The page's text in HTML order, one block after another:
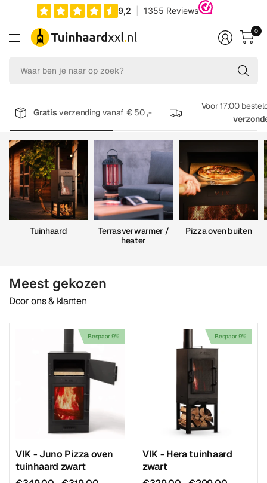
op
0
Gratisverzending vanaf € 50 ,-
Voor 17:00
Tuinhaard
Terrasverwarmer /
heater
Pizza oven buiten
Meest gekozen
Door ons & klanten
Bespaar 9%
VIK - Juno Pizza oven
tuinhaard zwart
Bespaar 9%
VIK - Hera tuinhaard
zwart